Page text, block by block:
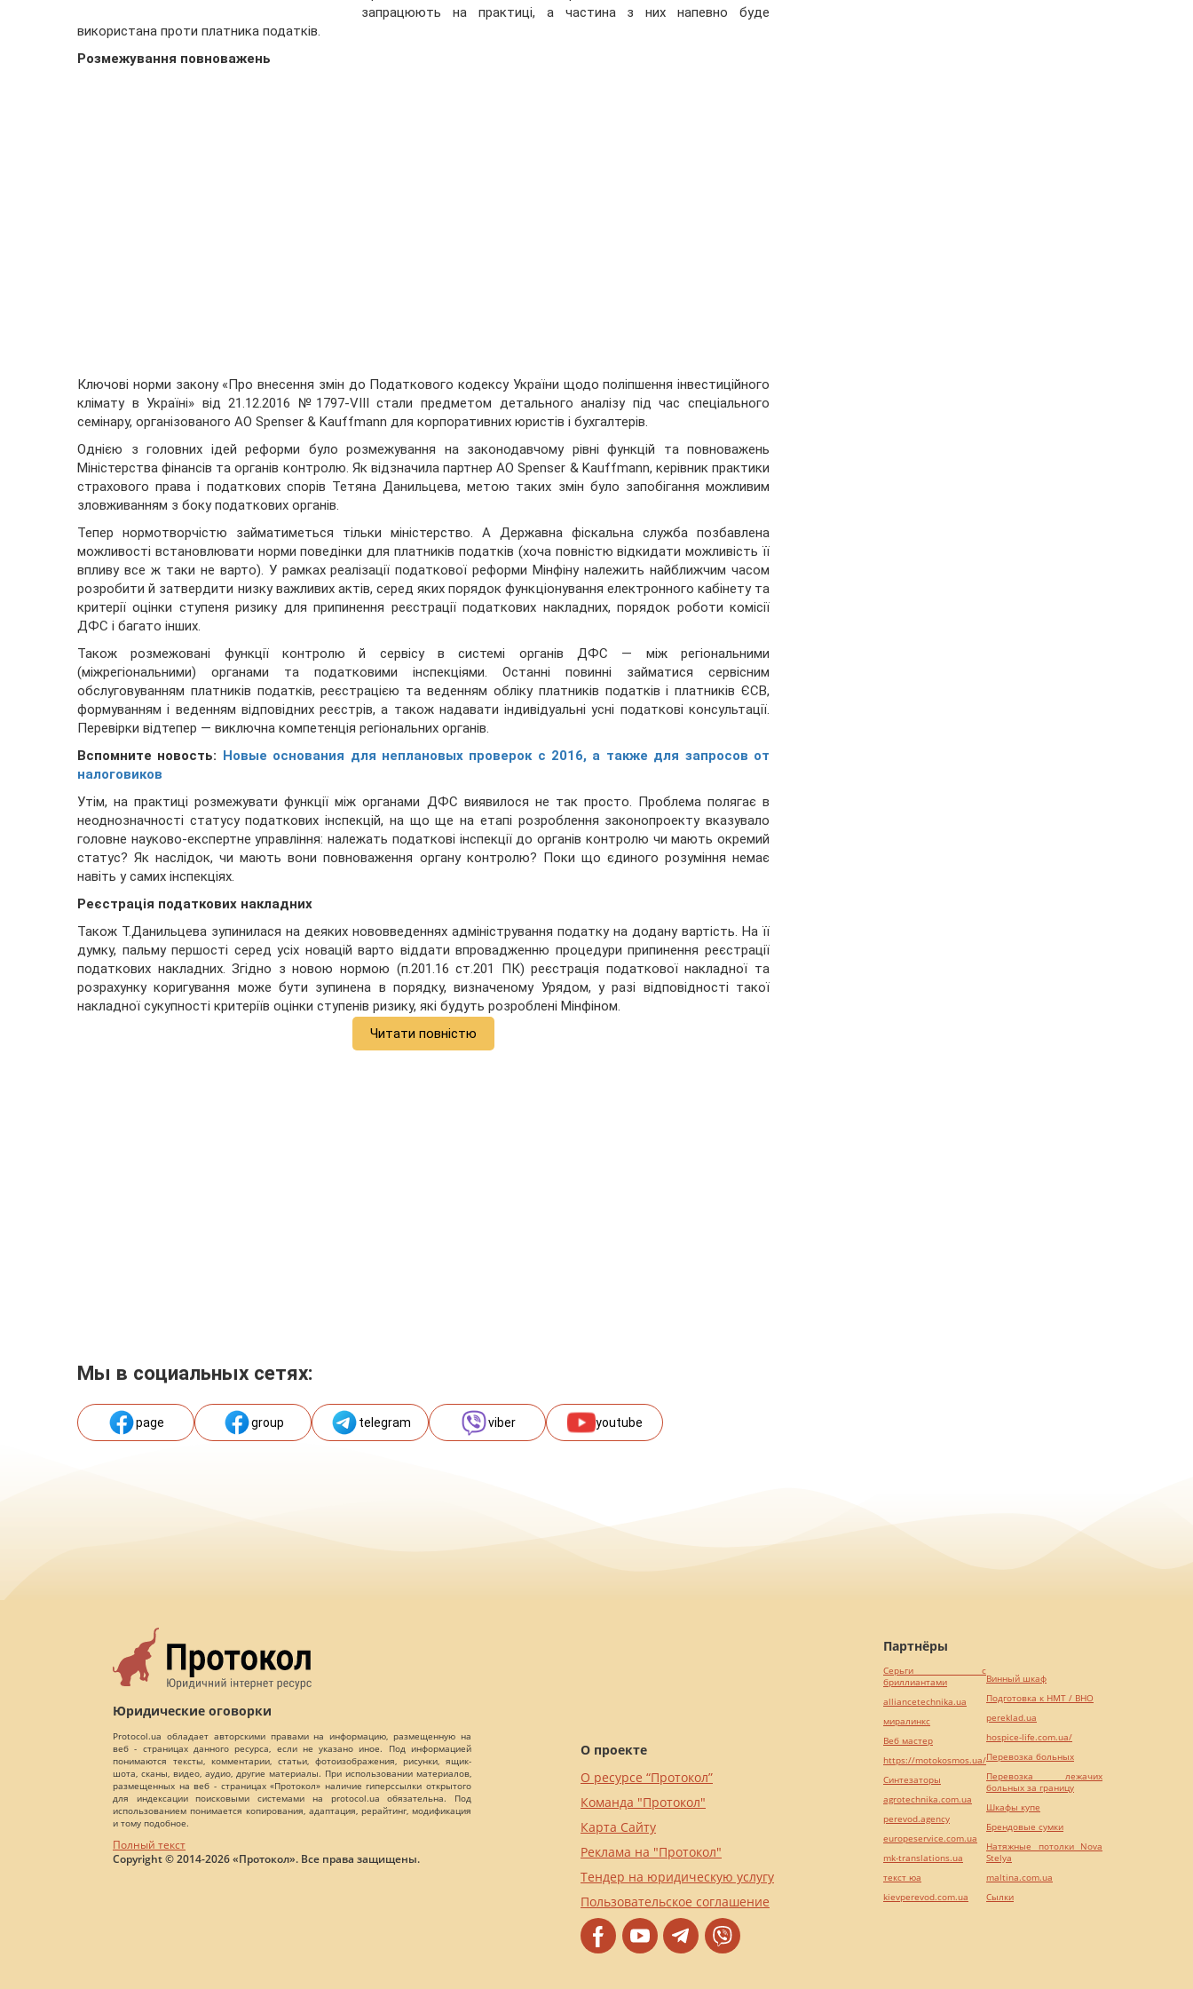
запрацюють на практиці, а частина з них напевно буде
використана проти платника податків.
Розмежування повноважень
Ключові норми закону «Про внесення змін до Податкового кодексу України щодо поліпшення інвестиційного
клімату в Україні» від 21.12.2016 №1797-VIII стали предметом детального аналізу під час спеціального
семінару, організованого АО Spenser & Kauffmann для корпоративних юристів і бухгалтерів.
Однією з головних ідей реформи було розмежування на законодавчому рівні функцій та повноважень
Міністерства фінансів та органів контролю. Як відзначила партнер АО Spenser & Kauffmann, керівник практики
страхового права і податкових спорів Тетяна Данильцева, метою таких змін було запобігання можливим
зловживанням з боку податкових органів.
Тепер нормотворчістю займатиметься тільки міністерство. А Державна фіскальна служба позбавлена
можливості встановлювати норми поведінки для платників податків (хоча повністю відкидати можливість її
впливу все ж таки не варто). У рамках реалізації податкової реформи Мінфіну належить найближчим часом
розробити й затвердити низку важливих актів, серед яких порядок функціонування електронного кабінету та
критерії оцінки ступеня ризику для припинення реєстрації податкових накладних, порядок роботи комісії
ДФС і багато інших.
Також розмежовані функції контролю й сервісу в системі органів ДФС — між регіональними
(міжрегіональними) органами та податковими інспекціями. Останні повинні займатися сервісним
обслуговуванням платників податків, реєстрацією та веденням обліку платників податків і платників ЄСВ,
формуванням і веденням відповідних реєстрів, а також надавати індивідуальні усні податкові консультації.
Перевірки відтепер — виключна компетенція регіональних органів.
Вспомните новость:
Новые основания для неплановых проверок с 2016, а также для запросов от
налоговиков
Утім, на практиці розмежувати функції між органами ДФС виявилося не так просто. Проблема полягає в
неоднозначності статусу податкових інспекцій, на що ще на етапі розроблення законопроекту вказувало
головне науково-експертне управління: належать податкові інспекції до органів контролю чи мають окремий
статус? Як наслідок, чи мають вони повноваження органу контролю? Поки що єдиного розуміння немає
навіть у самих інспекціях.
Реєстрація податкових накладних
Також Т.Данильцева зупинилася на деяких нововведеннях адміністрування податку на додану вартість. На її
думку, пальму першості серед усіх новацій варто віддати впровадженню процедури припинення реєстрації
податкових накладних. Згідно з новою нормою (п.201.16 ст.201 ПК) реєстрація податкової накладної та
розрахунку коригування може бути зупинена в порядку, визначеному Урядом, у разі відповідності такої
накладної сукупності критеріїв оцінки ступенів ризику, які будуть розроблені Мінфіном.
Читати повністю
Мы в социальных сетях:
page group telegram viber youtube
Юридические оговорки
Protocol.ua обладает авторскими правами на информацию, размещенную на
веб - страницах данного ресурса, если не указано иное. Под информацией
понимаются тексты, комментарии, статьи, фотоизображения, рисунки, ящик-
шота, сканы, видео, аудио, другие материалы. При использовании материалов,
размещенных на веб - страницах «Протокол» наличие гиперссылки открытого
для индексации поисковыми системами на protocol.ua обязательна. Под
использованием понимается копирования, адаптация, рерайтинг, модификация
и тому подобное.
Полный текст
Copyright © 2014-2026 «Протокол». Все права защищены.
О проекте
О ресурсе “Протокол”
Команда "Протокол"
Карта Сайту
Реклама на "Протокол"
Тендер на юридическую услугу
Пользовательское соглашение
Партнёры
Серьги с
бриллиантами
alliancetechnika.ua
миралинкс
Веб мастер
https://motokosmos.ua/
Синтезаторы
agrotechnika.com.ua
perevod.agency
europeservice.com.ua
mk-translations.ua
текст юа
kievperevod.com.ua
Винный шкаф
Подготовка к НМТ / ВНО
pereklad.ua
hospice-life.com.ua/
Перевозка больных
Перевозка лежачих
больных за границу
Шкафы купе
Брендовые сумки
Натяжные потолки Nova
Stelya
maltina.com.ua
Cылки